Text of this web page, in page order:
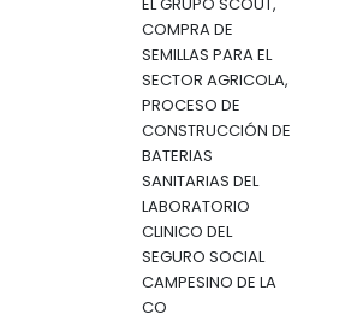
COMPRA DE
SEMILLAS PARA EL
SECTOR AGRICOLA,
PROCESO DE
CONSTRUCCIÓN DE
BATERIAS
SANITARIAS DEL
LABORATORIO
CLINICO DEL
SEGURO SOCIAL
CAMPESINO DE LA
CO